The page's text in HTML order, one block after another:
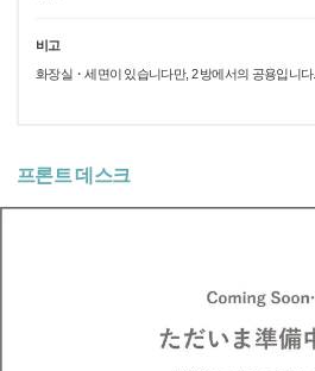
비고
화장실・세면이 있습니다만, 2 방에서의 공용입니다.
프론트 데스크